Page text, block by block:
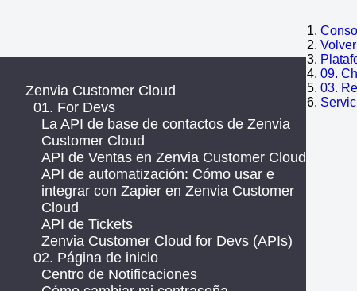
09.
03.
Zenvia Customer Cloud
01. For Devs
La API de base de contactos de Zenvia
Customer Cloud
API de Ventas en Zenvia Customer Cloud
API de automatización: Cómo usar e
integrar con Zapier en Zenvia Customer
Cloud
API de Tickets
Zenvia Customer Cloud for Devs (APIs)
02. Página de inicio
Centro de Notificaciones